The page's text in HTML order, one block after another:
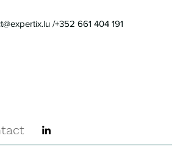
/+352 661 404 191